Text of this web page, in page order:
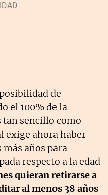
de
el 100% de la
tan sencillo como
exige ahora haber
años para
respecto a la edad
quieran retirarse a
al menos 38 años